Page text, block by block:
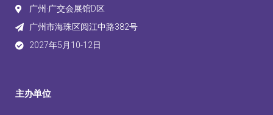
广州·广交会展馆D区
广州市海珠区阅江中路382号
2027年5月10-12日
主办单位